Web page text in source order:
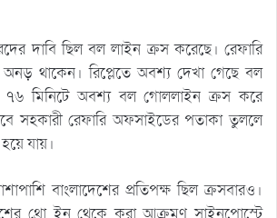
দাবি ছিল বল লাইন ক্রস করেছে। রেফারি
থাকেন। রিপ্লেতে অবশ্য দেখা গেছে বল
মিনিটে অবশ্য বল গোললাইন ক্রস করে
সহকারী রেফারি অফসাইডের পতাকা তুললে
যায়।
বাংলাদেশের প্রতিপক্ষ ছিল ক্রসবারও।